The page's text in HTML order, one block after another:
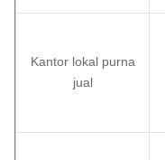
Kantor lokal purna
jual